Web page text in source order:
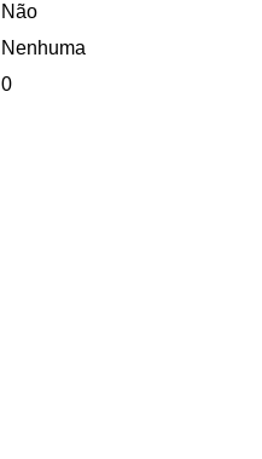
Não
Nenhuma
0